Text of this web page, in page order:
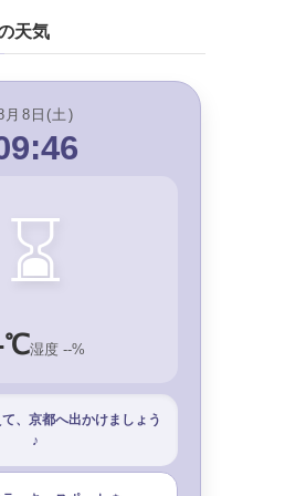
天気
月8日(土)
⌛
℃湿度 --%
、京都へ出かけましょう
♪